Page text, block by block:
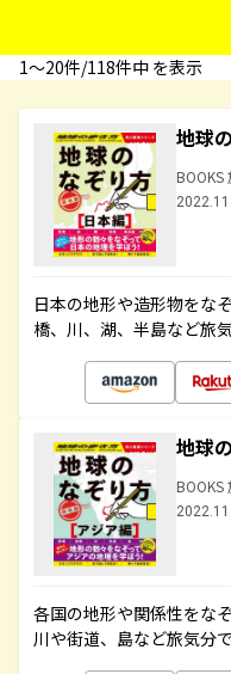
1〜20件/118件中 を表示
地球
BOOKS
日本の地形や造形物をな
橋、川、湖、半島など旅
地球
BOOKS
各国の地形や関係性をな
川や街道、島など旅気分